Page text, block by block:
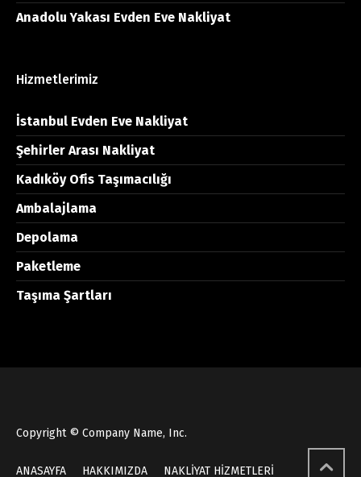
Anadolu Yakası Evden Eve Nakliyat
Hizmetlerimiz
İstanbul Evden Eve Nakliyat
Şehirler Arası Nakliyat
Kadıköy Ofis Taşımacılığı
Ambalajlama
Depolama
Paketleme
Taşıma Şartları
Copyright © Company Name, Inc.
ANASAYFA HAKKIMIZDA NAKLİYAT HİZMETLERİ